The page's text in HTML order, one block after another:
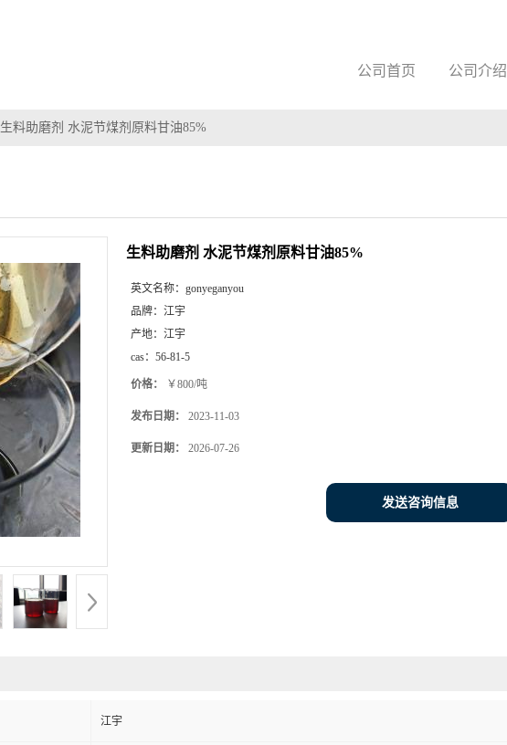
公司首页 公司介绍
生料助磨剂 水泥节煤剂原料甘油85%
生料助磨剂 水泥节煤剂原料甘油85%
英文名称： gonyeganyou
品牌： 江宇
产地： 江宇
cas： 56-81-5
价格： ￥800/吨
发布日期： 2023-11-03
更新日期： 2026-07-26
发送咨询信息
江宇